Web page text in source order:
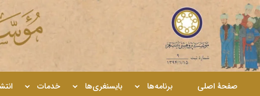
صفحۀ اصلی برنامه‌ها بایسنغری‌ها خدمات